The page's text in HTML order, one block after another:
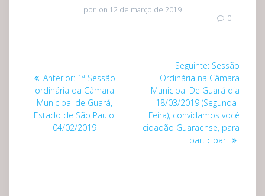
por on 12 de março de 2019
0
Post
Anterior: Post
anterior:
1ª Sessão
ordinária da Câmara
Municipal de Guará,
Estado de São Paulo.
04/02/2019
Seguinte: Post
seguinte:
Sessão
Ordinária na Câmara
Municipal De Guará dia
18/03/2019 (Segunda-
Feira), convidamos você
cidadão Guaraense, para
participar.